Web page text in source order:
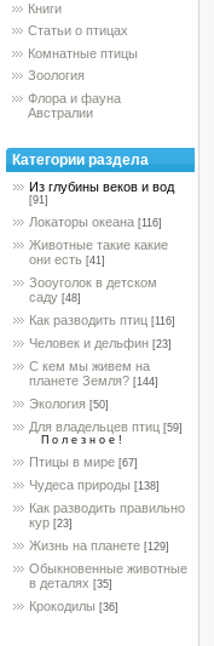
Книги
Статьи о птицах
Комнатные птицы
Зоология
Флора и фауна
Австралии
Категории раздела
Из глубины веков и вод
[91]
Локаторы океана [116]
Животные такие какие
они есть [41]
Зооуголок в детском
саду [48]
Как разводить птиц [116]
Человек и дельфин [23]
С кем мы живем на
планете Земля? [144]
Экология [50]
Для владельцев птиц [59]
П о л е з н о е !
Птицы в мире [67]
Чудеса природы [138]
Как разводить правильно
кур [23]
Жизнь на планете [129]
Обыкновенные животные
в деталях [35]
Крокодилы [36]